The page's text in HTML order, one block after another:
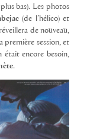
bas). Les photos
(de l’hélico) et
de nouveau,
première session, et
était encore besoin,
.